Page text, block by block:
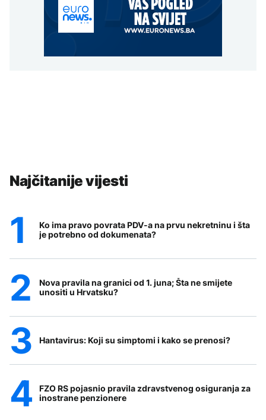
Najčitanije vijesti
Ko ima pravo povrata PDV-a na prvu nekretninu i šta
je potrebno od dokumenata?
Nova pravila na granici od 1. juna; Šta ne smijete
unositi u Hrvatsku?
Hantavirus: Koji su simptomi i kako se prenosi?
FZO RS pojasnio pravila zdravstvenog osiguranja za
inostrane penzionere